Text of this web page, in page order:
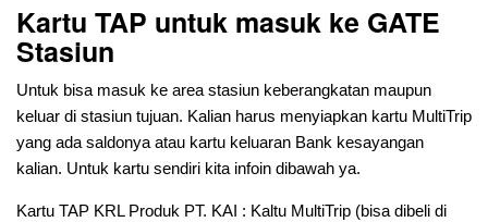
Kartu TAP untuk masuk ke GATE
Stasiun
Untuk bisa masuk ke area stasiun keberangkatan maupun
keluar di stasiun tujuan. Kalian harus menyiapkan kartu MultiTrip
yang ada saldonya atau kartu keluaran Bank kesayangan
kalian. Untuk kartu sendiri kita infoin dibawah ya.
Kartu TAP KRL Produk PT. KAI : Kaltu MultiTrip (bisa dibeli di